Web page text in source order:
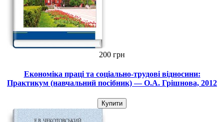
200 грн
Економіка праці та соціально-трудові відносини:
Практикум (навчальний посібник) — О.А. Грішнова, 2012
Купити